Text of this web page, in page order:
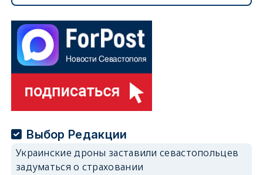
Выбор Редакции
Украинские дроны заставили севастопольцев
задуматься о страховании